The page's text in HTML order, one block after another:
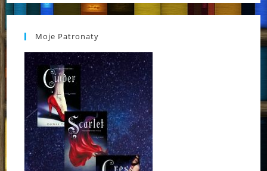
Moje Patronaty